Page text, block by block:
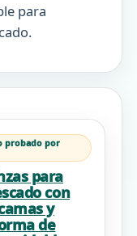
para
por
para
con
y
de